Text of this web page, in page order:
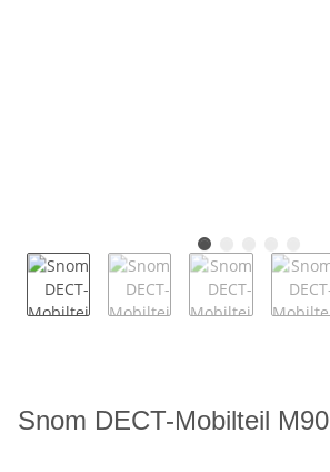
Snom DECT-Mobilteil M90